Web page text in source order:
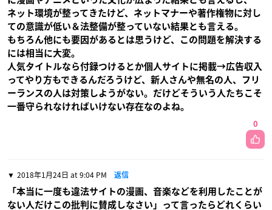
ネット環境が整ってきたけど、ネットマナーや著作権物に対し
ての意識が低い＆法整備が整っていない結果とも言える。
もちろん他にも要因があるとは思うけど、この問題を解決する
には相当に大変。
人気タイトルなら付録つけるとか個人サイトに掲載→広告収入
ってやり方もできるんだろうけど、新人さんや無名の人、フリ
ーランスの人は対策しようがない。だけどそういう人たちこそ
一番守られなければいけない存在なのよね。
0
2018年1月24日 at 9:04 PM 返信
「本当に一度も違法サイトの漫画、音楽などを利用したことが
ない人だけこの批判に賛成しなさい」って言ったらどれくらい